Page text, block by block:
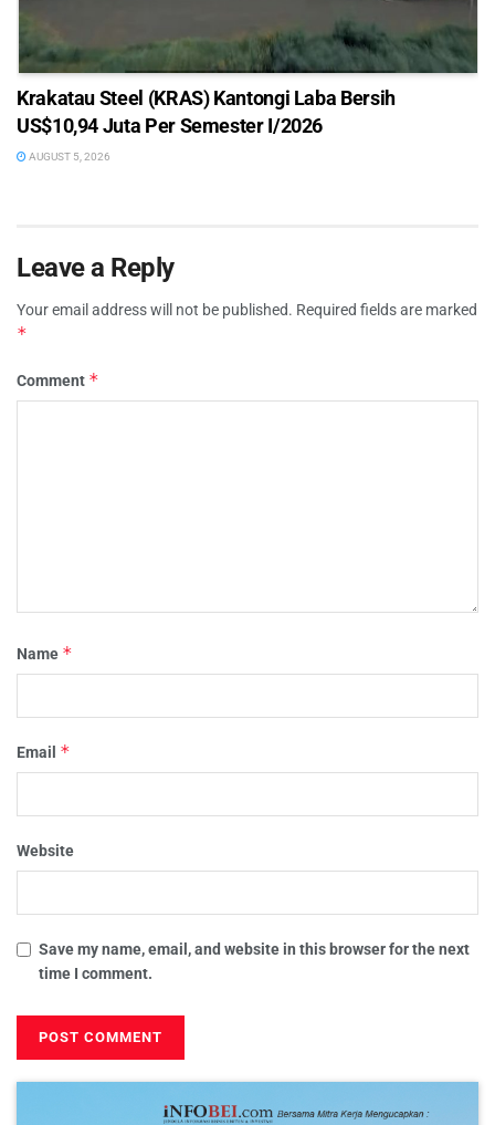
Krakatau Steel (KRAS) Kantongi Laba Bersih
US$10,94 Juta Per Semester I/2026
AUGUST 5, 2026
Leave a Reply
Your email address will not be published. Required fields are marked
*
Comment *
Name *
Email *
Website
Save my name, email, and website in this browser for the next
time I comment.